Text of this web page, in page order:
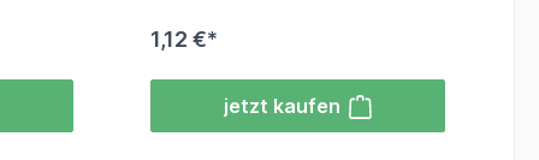
1,12 €*
jetzt kaufen